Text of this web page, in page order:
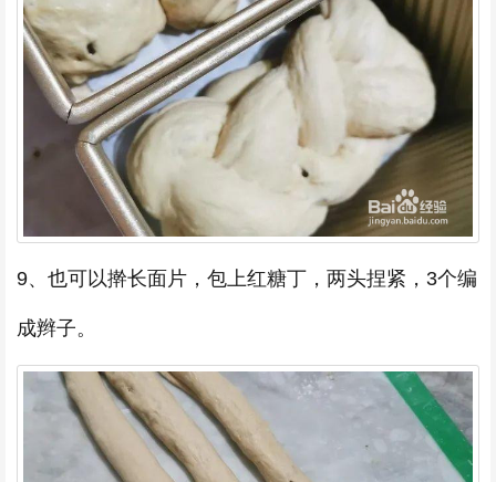
9、也可以擀长面片，包上红糖丁，两头捏紧，3个编
成辫子。